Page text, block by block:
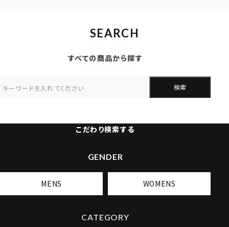
SEARCH
すべての商品から探す
検索
こだわり検索する
GENDER
MENS WOMENS
CATEGORY